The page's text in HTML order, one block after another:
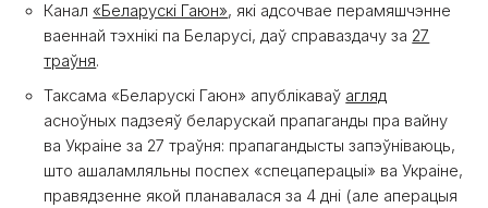
Канал «Беларускі Гаюн», які адсочвае перамяшчэнне
ваеннай тэхнікі па Беларусі, даў справаздачу за 27
траўня.
Таксама «Беларускі Гаюн» апублікаваў агляд
асноўных падзеяў беларускай прапаганды пра вайну
ва Украіне за 27 траўня: прапагандысты запэўніваюць,
што ашаламляльны поспех «спецаперацыі» ва Украіне,
правядзенне якой планавалася за 4 дні (але аперацыя